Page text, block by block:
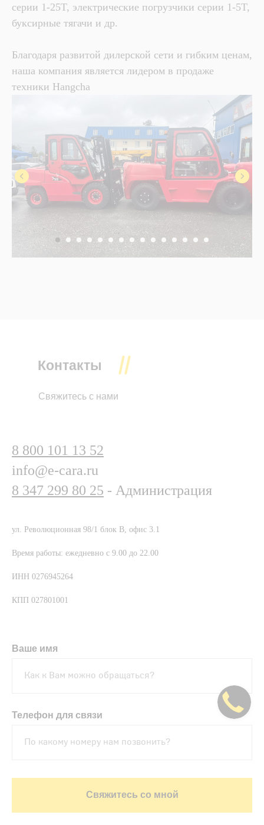
серии 1-25T, электрические погрузчики серии 1-5T,
буксирные тягачи и др.
Благодаря развитой дилерской сети и гибким ценам,
наша компания является лидером в продаже
техники Hangcha
Контакты
Свяжитесь с нами
8 800 101 13 52
info@e-cara.ru
8 347 299 80 25 - Администрация
ул. Революционная 98/1 блок В, офис 3.1
Время работы: ежедневно с 9.00 до 22.00
ИНН 0276945264
КПП 027801001
Ваше имя
Телефон для связи
Свяжитесь со мной